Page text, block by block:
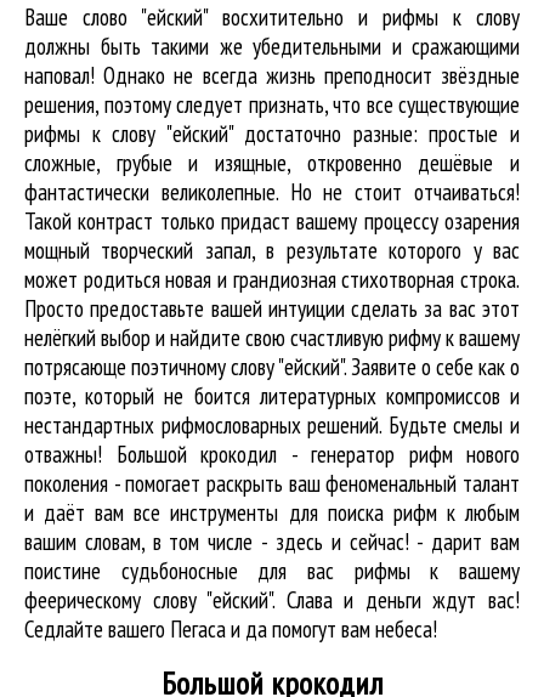
Ваше слово "ейский" восхитительно и рифмы к слову
должны быть такими же убедительными и сражающими
наповал! Однако не всегда жизнь преподносит звёздные
решения, поэтому следует признать, что все существующие
рифмы к слову "ейский" достаточно разные: простые и
сложные, грубые и изящные, откровенно дешёвые и
фантастически великолепные. Но не стоит отчаиваться!
Такой контраст только придаст вашему процессу озарения
мощный творческий запал, в результате которого у вас
может родиться новая и грандиозная стихотворная строка.
Просто предоставьте вашей интуиции сделать за вас этот
нелёгкий выбор и найдите свою счастливую рифму к вашему
потрясающе поэтичному слову "ейский". Заявите о себе как о
поэте, который не боится литературных компромиссов и
нестандартных рифмословарных решений. Будьте смелы и
отважны! Большой крокодил - генератор рифм нового
поколения - помогает раскрыть ваш феноменальный талант
и даёт вам все инструменты для поиска рифмк любым
вашим словам, в том числе - здесь и сейчас! - дарит вам
поистине судьбоносные для вас рифмы к вашему
феерическому слову "ейский". Слава и деньги ждут вас!
Седлайте вашего Пегаса и да помогут вам небеса!
Большой крокодил